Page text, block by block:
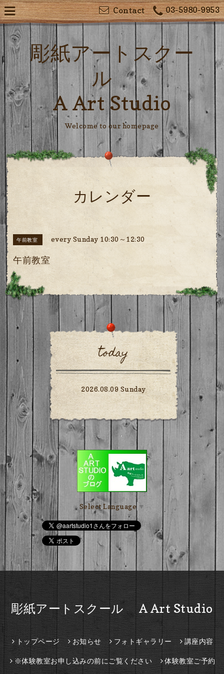
03-5980-9953
Contact
彫紙アートスクー
ル
A Art Studio
Welcome to our homepage
カレンダー
午前教室 every Sunday 10:30～12:30
午前教室
today
2026.08.09 Sunday
Select Language ▼
彫紙アートスクール A Art Studio
トップページ お知らせ フォトギャラリー 講座内容
※体験教室お申し込みの前にご覧ください 体験教室ご予約